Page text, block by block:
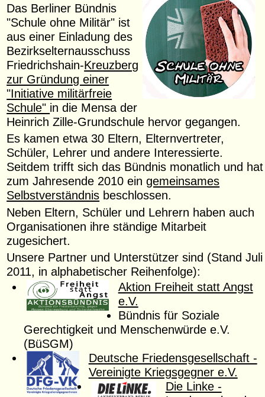
Das Berliner Bündnis
"Schule ohne Militär" ist
aus einer Einladung des
Bezirkselternausschuss
Friedrichshain-Kreuzberg
zur Gründung einer
"Initiative militärfreie
Schule" in die Mensa der
Heinrich Zille-Grundschule hervor gegangen.
Es kamen etwa 30 Eltern, Elternvertreter,
Schüler, Lehrer und andere Interessierte.
Seitdem trifft sich das Bündnis monatlich und hat
zum Jahresende 2010 eingemeinsames
Selbstverständnis beschlossen.
Neben Eltern, Schüler und Lehrern haben auch
Organisationen ihre ständige Mitarbeit
zugesichert.
Unsere Partner und Unterstützer sind (Stand Juli
2011, in alphabetischer Reihenfolge):
Aktion Freiheit statt Angst
e.V.
Bündnis für Soziale
Gerechtigkeit und Menschenwürde e.V.
(BüSGM)
Deutsche Friedensgesellschaft -
Vereinigte Kriegsgegner e.V.
Die Linke -